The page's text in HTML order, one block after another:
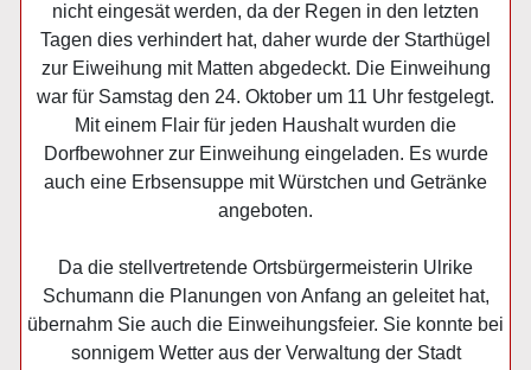
nicht eingesät werden, da der Regen in den letzten
Tagen dies verhindert hat, daher wurde der Starthügel
zur Eiweihung mit Matten abgedeckt. Die Einweihung
war für Samstag den 24. Oktober um 11 Uhr festgelegt.
Mit einem Flair für jeden Haushalt wurden die
Dorfbewohner zur Einweihung eingeladen. Es wurde
auch eine Erbsensuppe mit Würstchen und Getränke
angeboten.
Da die stellvertretende Ortsbürgermeisterin Ulrike
Schumann die Planungen von Anfang an geleitet hat,
übernahm Sie auch die Einweihungsfeier. Sie konnte bei
sonnigem Wetter aus der Verwaltung der Stadt